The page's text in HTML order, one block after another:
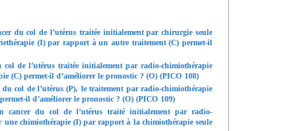
du col de l’utérus traitée initialement par chirurgie seule
(I) par rapport à un autre traitement (C) permet-il
de l’utérus traitée initialement par radio-chimiothérapie
(C) permet-il d’améliorer le pronostic ? (O) (PICO 108)
col de l’utérus (P), le traitement par radio-chimiothérapie
il d’améliorer le pronostic ? (O) (PICO 109)
cancer du col de l’utérus traité initialement par radio-
une chimiothérapie (I) par rapport à la chimiothérapie seule